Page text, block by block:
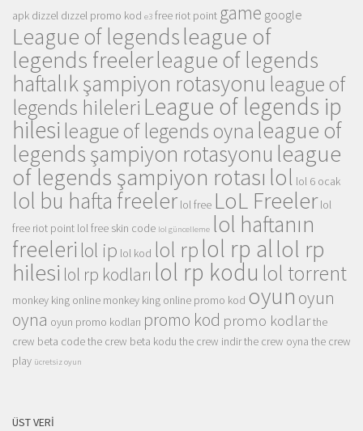
apk dizzel dızzel promo kod e3 free riot point game google
League of legendsleague of
legends freelerleague of legends
haftalık şampiyon rotasyonu league of
legends hileleri League of legends ip
hilesi league of legends oyna league of
legends şampiyon rotasyonu league
of legends şampiyon rotası lol lol 6 ocak
lol bu hafta freeler lol free LoL Freeler lol
free riot point lol free skin code lol güncelleme lol haftanın
freeleri lol ip lol kod lol rplol rp allol rp
hilesi lol rp kodları lol rp kodu lol torrent
monkey king online monkey king online promo kod oyun oyun
oyna oyun promo kodları promo kod promo kodlarthe
crew beta codethe crew beta kodu the crew indirthe crew oyna the crew
play ücretsiz oyun
ÜST VERI